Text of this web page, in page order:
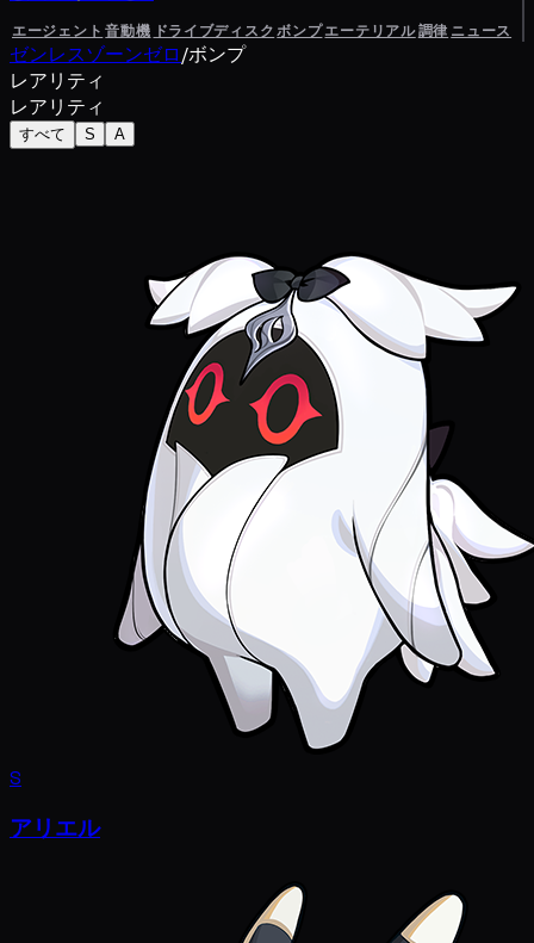
エージェント 音動機 ドライブディスク ボンプエーテリアル調律 ニュース
ゼンレスゾーンゼロ/ボンプ
レアリティ
レアリティ
すべて S A
S
アリエル